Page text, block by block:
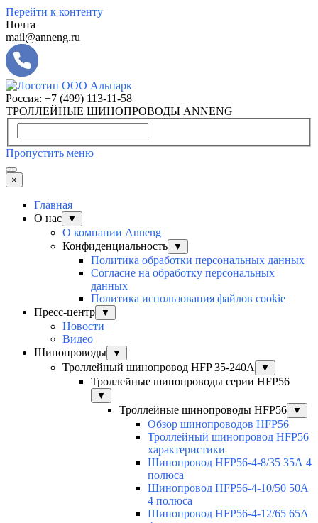
Перейти к контенту
Почта
mail@anneng.ru
Россия: +7 (499) 113-11-58
ТРОЛЛЕЙНЫЕ ШИНОПРОВОДЫ ANNENG
Пропустить меню
×
Главная
О нас
▼
О компании Anneng
Конфиденциальность
▼
Политика обработки персональных данных
Согласие на обработку персональных
данных
Политика использования файлов cookie
Пресс-центр
▼
Новости
Видео
Шинопроводы
▼
Троллейный шинопровод HFP 35-240А ▼
Троллейные шинопроводы серии HFP56
▼
Троллейные шинопроводы HFP56 ▼
Обзор шинопроводов HFP56
Троллейный шинопровод HFP56
характеристики
Шинопровод HFP56-4-8/35 35А 4
полюса
Шинопровод HFP56-4-10/50 50А
4 полюса
Шинопровод HFP56-4-12/65 65А